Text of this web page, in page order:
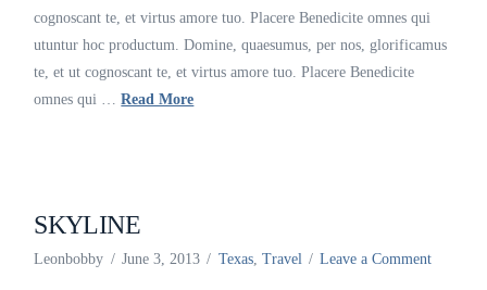
cognoscant te, et virtus amore tuo. Placere Benedicite omnes qui
utuntur hoc productum. Domine, quaesumus, per nos, glorificamus
te, et ut cognoscant te, et virtus amore tuo. Placere Benedicite
omnes qui …Read More
SKYLINE
Leonbobby June 3, 2013 Texas, Travel Leave a Comment